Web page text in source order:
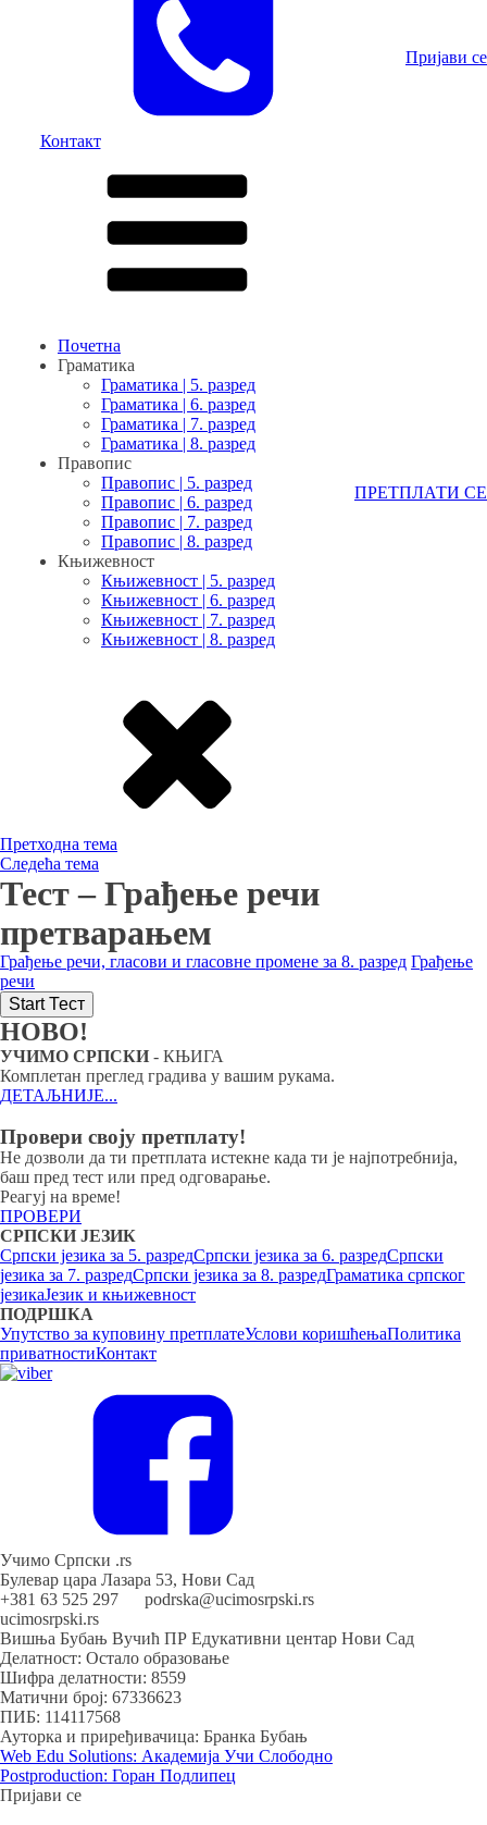
Контакт
Пријави се
Почетна
Граматика
Граматика | 5. разред
Граматика | 6. разред
Граматика | 7. разред
Граматика | 8. разред
Правопис
Правопис | 5. разред
Правопис | 6. разред
Правопис | 7. разред
Правопис | 8. разред
Књижевност
Књижевност | 5. разред
Књижевност | 6. разред
Књижевност | 7. разред
Књижевност | 8. разред
ПРЕТПЛАТИ СЕ
Претходна тема
Следећа тема
Тест – Грађење речи
претварањем
Грађење речи, гласови и гласовне промене за 8. разред Грађење
речи
НОВО!
УЧИМО СРПСКИ - КЊИГА
Комплетан преглед градива у вашим рукама.
ДЕТАЉНИЈЕ...
Провери своју претплату!
Не дозволи да ти претплата истекне када ти је најпотребнија,
баш пред тест или пред одговарање.
Реагуј на време!
ПРОВЕРИ
СРПСКИ ЈЕЗИК
Српски језика за 5. разредСрпски језика за 6. разредСрпски
језика за 7. разредСрпски језика за 8. разредГраматика српског
језикаЈезик и књижевност
ПОДРШКА
Упутство за куповину претплатеУслови коришћењаПолитика
приватностиКонтакт
Учимо Српски .rs
Булевар цара Лазара 53, Нови Сад
+381 63 525 297 podrska@ucimosrpski.rs
ucimosrpski.rs
Вишња Бубањ Вучић ПР Едукативни центар Нови Сад
Делатност: Остало образовање
Шифра делатности: 8559
Матични број: 67336623
ПИБ: 114117568
Ауторка и приређивачица: Бранка Бубањ
Web Edu Solutions: Академија Учи Слободно
Postproduction: Горан Подлипец
Пријави се